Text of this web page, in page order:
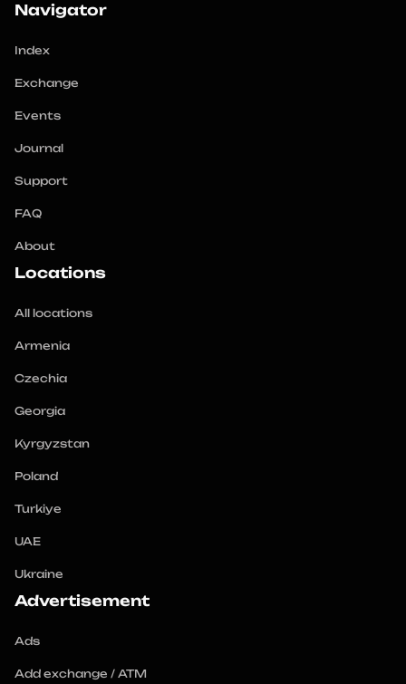
Navigator
Index
Exchange
Events
Journal
Support
FAQ
About
Locations
All locations
Armenia
Czechia
Georgia
Kyrgyzstan
Poland
Turkiye
UAE
Ukraine
Advertisement
Ads
Add exchange / ATM